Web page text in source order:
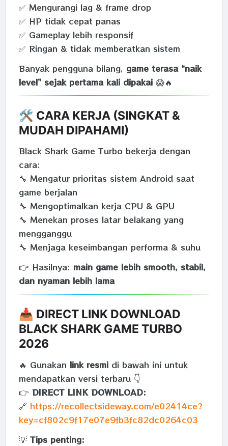
✅ Mengurangi lag & frame drop
✅ HP tidak cepat panas
✅ Gameplay lebih responsif
✅ Ringan & tidak memberatkan sistem
Banyak pengguna bilang, game terasa “naik
level” sejak pertama kali dipakai😱🔥
🛠️ CARA KERJA (SINGKAT &
MUDAH DIPAHAMI)
Black Shark Game Turbo bekerja dengan
cara:
🔧 Mengatur prioritas sistem Android saat
game berjalan
🔧 Mengoptimalkan kerja CPU & GPU
🔧 Menekan proses latar belakang yang
mengganggu
🔧 Menjaga keseimbangan performa & suhu
👉 Hasilnya: main game lebih smooth, stabil,
dan nyaman lebih lama
📥 DIRECT LINK DOWNLOAD
BLACK SHARK GAME TURBO
2026
🔥 Gunakan link resmidi bawah ini untuk
mendapatkan versi terbaru 👇
👉 DIRECT LINK DOWNLOAD:
🔗 https://recollectsideway.com/e02414ce?
key=cf802c9f17e07e9fb3fc82dc0264c03
💡 Tips penting: